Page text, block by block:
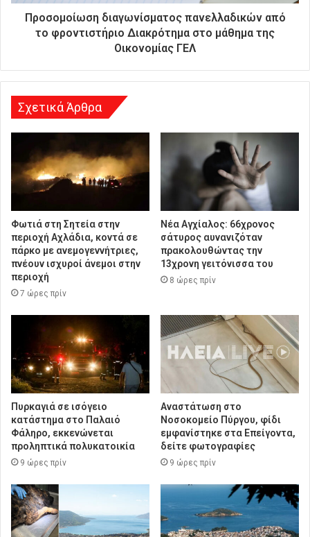
η
Προσομοίωση διαγωνίσματος πανελλαδικών από
το φροντιστήριο Διακρότημα στο μάθημα της
Οικονομίας ΓΕΛ
Σχετικά Άρθρα
Φωτιά στη Σητεία στην
περιοχή Αχλάδια, κοντά σε
πάρκο με ανεμογεννήτριες,
πνέουν ισχυροί άνεμοι στην
περιοχή
7 ώρες πρίν
Νέα Αγχίαλος: 66χρονος
σάτυρος αυνανιζόταν
πρακολουθώντας την
13χρονη γειτόνισσα του
8 ώρες πρίν
Πυρκαγιά σε ισόγειο
κατάστημα στο Παλαιό
Φάληρο, εκκενώνεται
προληπτικά πολυκατοικία
9 ώρες πρίν
Αναστάτωση στο
Νοσοκομείο Πύργου, φίδι
εμφανίστηκε στα Επείγοντα,
δείτε φωτογραφίες
9 ώρες πρίν